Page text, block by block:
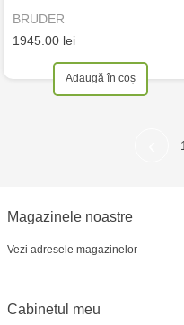
BRUDER
1945.00 lei
Adaugă în coș
Magazinele noastre
Vezi adresele magazinelor
Cabinetul meu